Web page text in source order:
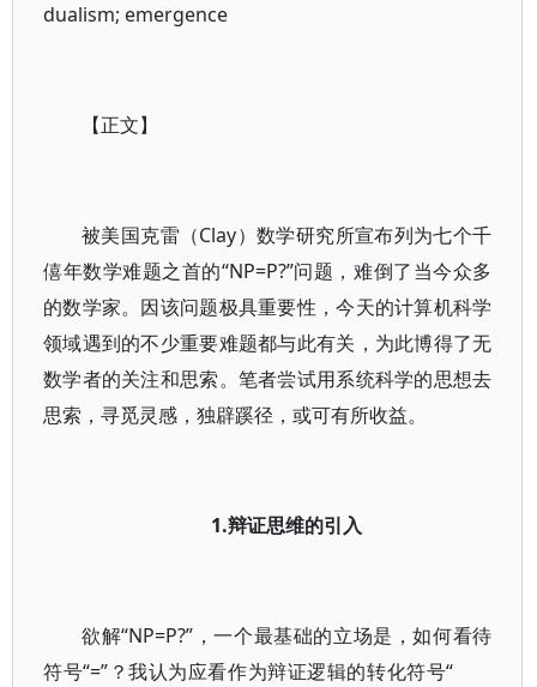
dualism; emergence
【正文】
被美国克雷（Clay）数学研究所宣布列为七个千
僖年数学难题之首的“NP=P?”问题，难倒了当今众多
的数学家。因该问题极具重要性，今天的计算机科学
领域遇到的不少重要难题都与此有关，为此博得了无
数学者的关注和思索。笔者尝试用系统科学的思想去
思索，寻觅灵感，独辟蹊径，或可有所收益。
1.辩证思维的引入
欲解“NP=P?”，一个最基础的立场是，如何看待
符号“=”？我认为应看作为辩证逻辑的转化符号“